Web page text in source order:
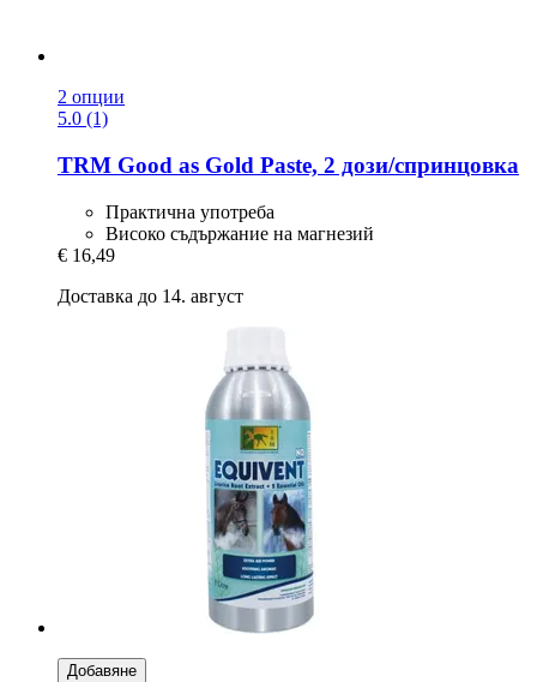
2 опции
5.0 (1)
TRM Good as Gold Paste, 2 дози/спринцовка
Практична употреба
Високо съдържание на магнезий
€ 16,49
Доставка до 14. август
Добавяне